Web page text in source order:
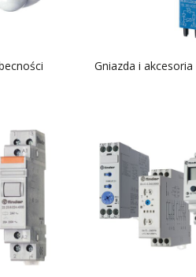
Silniki bezszczotkowe i serwonapędy
szynoprzewody
Gniazda i akcesoria